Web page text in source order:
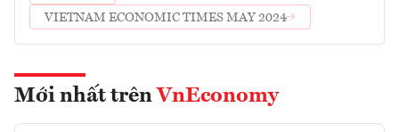
VIETNAM ECONOMIC TIMES MAY 2024
Mới nhất trên VnEconomy